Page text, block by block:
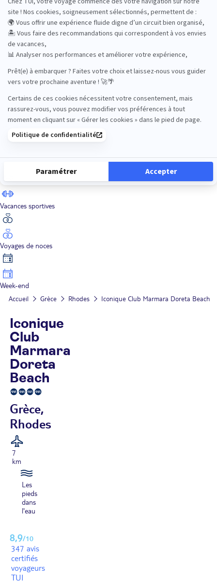
Road Trips
Safari
Sénior
Vacances sportives
Voyages de noces
Week-end
Accueil Grèce Rhodes Iconique Club Marmara Doreta Beach
Iconique
Club
Marmara
Doreta
Beach
Grèce,
Rhodes
7
km
Les
pieds
dans
l'eau
8,9/10
347 avis
certifiés
voyageurs
TUI